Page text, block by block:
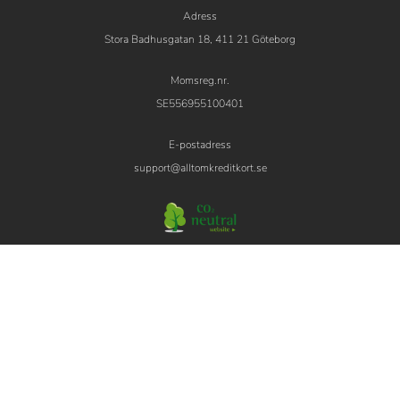
Adress
Stora Badhusgatan 18, 411 21 Göteborg
Momsreg.nr.
SE556955100401
E-postadress
support@alltomkreditkort.se